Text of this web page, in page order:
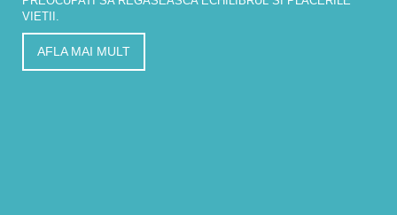
VIETII.
AFLA MAI MULT